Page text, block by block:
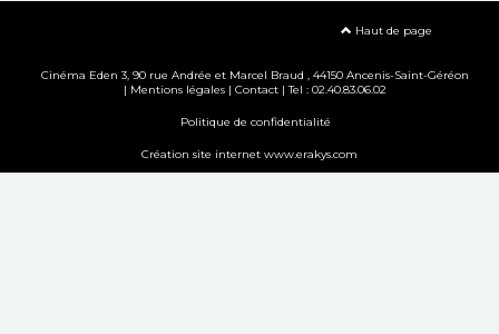
Haut de page
Cinéma Eden 3, 90 rue Andrée et Marcel Braud , 44150 Ancenis-Saint-Géréon
| Mentions légales | Contact | Tel : 02.40.83.06.02
Politique de confidentialité
Création site internet www.erakys.com